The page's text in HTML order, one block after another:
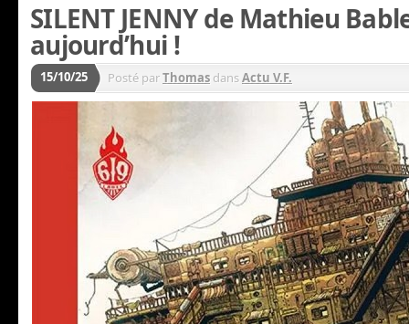
SILENT JENNY de Mathieu
aujourd’hui !
15/10/25 Posté parThomas dansActu V.F.